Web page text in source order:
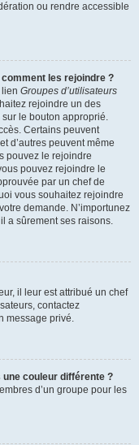
ou rendre accessible
les rejoindre ?
Groupes d’utilisateurs
rejoindre un des
le bouton approprié.
Certains peuvent
d’autres peuvent même
pouvez le rejoindre
pouvez rejoindre le
par un chef de
vous souhaitez rejoindre
demande. N’importunez
a sûrement ses raisons.
il leur est attribué un chef
contactez
message privé.
couleur différente ?
d’un groupe pour les